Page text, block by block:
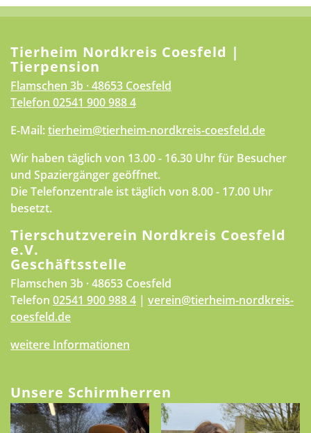
Tierheim Nordkreis Coesfeld |
Tierpension
Flamschen 3b · 48653 Coesfeld
Telefon 02541 900 988 4
E-Mail:tierheim@tierheim-nordkreis-coesfeld.de
Wir haben täglich von 13.00 - 16.30 Uhr für Besucher
und Spaziergänger geöffnet.
Die Telefonzentrale ist täglich von 8.00 - 17.00 Uhr
besetzt.
Tierschutzverein Nordkreis Coesfeld
e.V.
Geschäftsstelle
Flamschen 3b · 48653 Coesfeld
Telefon 02541 900 988 4 | verein@tierheim-nordkreis-
coesfeld.de
weitere Informationen
Unsere Schirmherren